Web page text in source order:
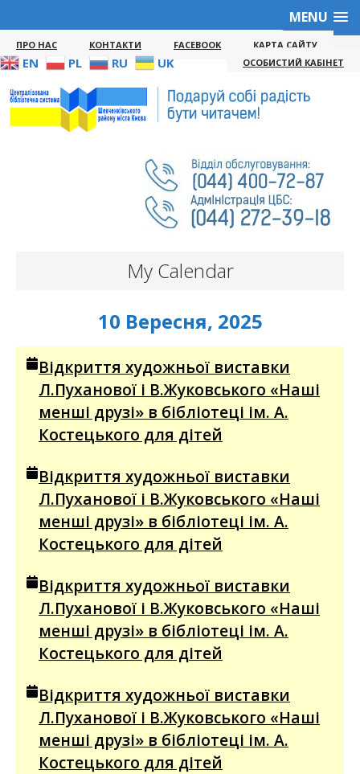
MENU
ПРО НАС КОНТАКТИ FACEBOOK КАРТА САЙТУ
EN PL RU UK ОСОБИСТИЙ КАБІНЕТ
My Calendar
10 Вересня, 2025
Відкриття художньої виставки
Л.Пуханової і В.Жуковського «Наші
менші друзі» в бібліотеці ім. А.
Костецького для дітей
Відкриття художньої виставки
Л.Пуханової і В.Жуковського «Наші
менші друзі» в бібліотеці ім. А.
Костецького для дітей
Відкриття художньої виставки
Л.Пуханової і В.Жуковського «Наші
менші друзі» в бібліотеці ім. А.
Костецького для дітей
Відкриття художньої виставки
Л.Пуханової і В.Жуковського «Наші
менші друзі» в бібліотеці ім. А.
Костецького для дітей